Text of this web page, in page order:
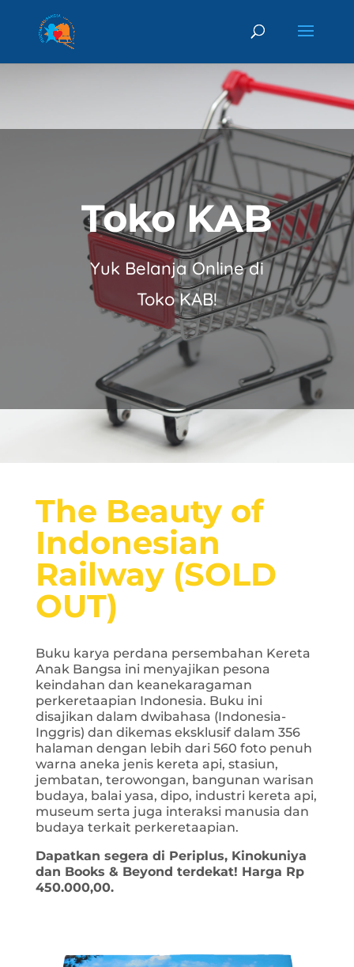
Toko KAB
Yuk Belanja Online di
Toko KAB!
The Beauty of
Indonesian
Railway (SOLD
OUT)
Buku karya perdana persembahan Kereta
Anak Bangsa ini menyajikan pesona
keindahan dan keanekaragaman
perkeretaapian Indonesia. Buku ini
disajikan dalam dwibahasa (Indonesia-
Inggris) dan dikemas eksklusif dalam 356
halaman dengan lebih dari 560 foto penuh
warna aneka jenis kereta api, stasiun,
jembatan, terowongan, bangunan warisan
budaya, balai yasa, dipo, industri kereta api,
museum serta juga interaksi manusia dan
budaya terkait perkeretaapian.
Dapatkan segera di Periplus, Kinokuniya
dan Books & Beyond terdekat! Harga Rp
450.000,00.